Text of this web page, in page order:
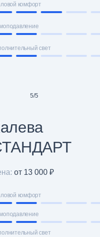
комфорт
свет
5/5
от 13 000 ₽
комфорт
свет